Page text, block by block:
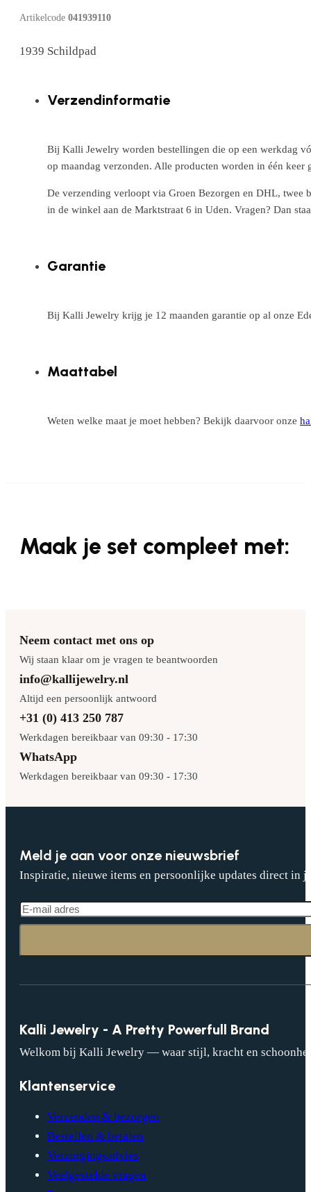
Artikelcode 041939110
1939 Schildpad
Verzendinformatie
Bij Kalli Jewelry worden bestellingen die op een werkdag
op maandag verzonden. Alle producten worden in één
De verzending verloopt via Groen Bezorgen en DHL, twee
in de winkel aan de Marktstraat 6 in Uden. Vragen? Dan
Garantie
Bij Kalli Jewelry krijg je 12 maanden garantie op al onze
Maattabel
Weten welke maat je moet hebben? Bekijk daarvoor onze
Maak je set compleet met:
Neem contact met ons op
Wij staan klaar om je vragen te beantwoorden
info@kallijewelry.nl
Altijd een persoonlijk antwoord
+31 (0) 413 250 787
Werkdagen bereikbaar van 09:30 - 17:30
WhatsApp
Werkdagen bereikbaar van 09:30 - 17:30
Meld je aan voor onze nieuwsbrief
Inspiratie, nieuwe items en persoonlijke updates direct in
Kalli Jewelry - A Pretty Powerfull Brand
Welkom bij Kalli Jewelry — waar stijl, kracht en
Klantenservice
Verzenden & bezorgen
Bestellen & betalen
Verzorgingsadvies
Veelgestelde vragen